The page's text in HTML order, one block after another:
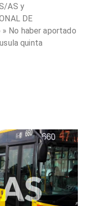
AS y
DE
No haber aportado
quinta